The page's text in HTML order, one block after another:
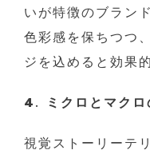
いが特徴のブラン
色彩感を保ちつつ
ジを込めると効果
4. ミクロとマクロ
視覚ストーリーテ